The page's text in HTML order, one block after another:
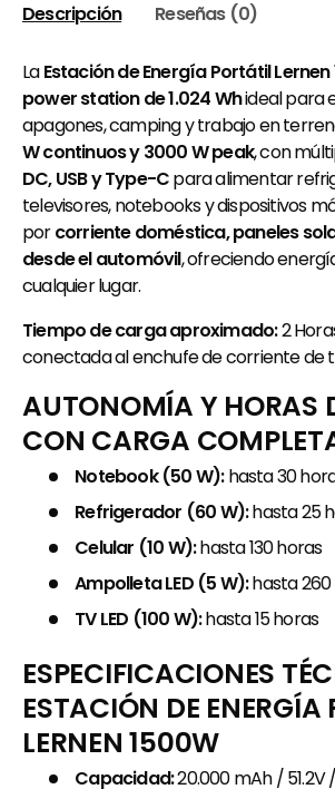
Descripción Reseñas (0)
LaEstación de Energía Portátil Lernen
power station de 1.024 Whideal para
apagones, camping y trabajo en
W continuos y 3000 W peak, con
DC, USB y Type-Cpara alimentar
televisores, notebooks y dispositivos
porcorriente doméstica, paneles
desde el automóvil, ofreciendo
cualquier lugar.
Tiempo de carga aproximado:2
conectada al enchufe de corriente de
AUTONOMÍA Y HORAS
CON CARGA
Notebook (50 W):hasta 30
Refrigerador (60 W):hasta 25
Celular (10 W):hasta 130 horas
Ampolleta LED (5 W):hasta 260
TV LED (100 W):hasta 15 horas
ESPECIFICACIONES
ESTACIÓN DE ENERGÍA
LERNEN 1500W
Capacidad:20.000 mAh / 51.2V